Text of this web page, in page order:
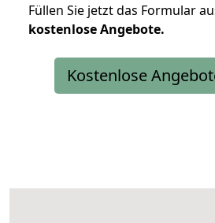
Füllen Sie jetzt das Formular
kostenloseAngebote.
Kostenlose